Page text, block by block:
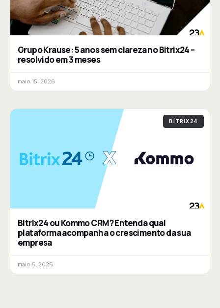
Grupo Krause: 5 anos sem clareza no Bitrix24 –
resolvido em 3 meses
maio 15, 2026
BITRIX24
Bitrix24 ou Kommo CRM? Entenda qual
plataforma acompanha o crescimento da sua
empresa
maio 5, 2026